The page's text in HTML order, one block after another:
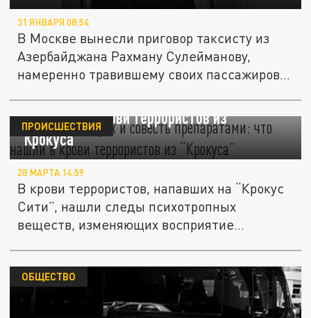
31 ЯНВАРЯ 08:54
В Москве вынесли приговор таксисту из
Азербайджана Рахману Сулейманову,
намеренно травившему своих пассажиров...
Отключали страх и совесть препаратами:
что нашли в крови террористов из
“Крокуса”
ПРОИСШЕСТВИЯ
28 МАРТА 14:59
В крови террористов, напавших на “Крокус
Сити”, нашли следы психотропных
веществ, изменяющих восприятие...
ОБЩЕСТВО